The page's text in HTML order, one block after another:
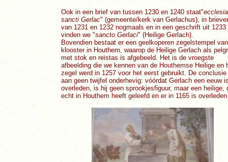
Ook in een brief van tussen 1230 en 1240 staat"ecclesia
sancti Gerlac" (gemeente/kerk van Gerlachus), in
van 1231 en 1232 nogmaals en in een geschrift uit 1233
vinden we "sancto Gerlaci" (Heilige Gerlach).
Bovendien bestaat er een geelkoperen zegelstempel
klooster in Houthem, waarop de Heilige Gerlach als
met stok en reistas is afgebeeld. Het is de vroegste
afbeelding die we kennen van de Houthemse Heilige en
zegel werd in 1257 voor het eerst gebruikt. De
aan geen twijfel onderhevig: vóórdat Gerlach een eeuw
overleden, is hij geen sprookjesfiguur, maar een heilige,
echt in Houthem heeft geleefd en er in 1165 is